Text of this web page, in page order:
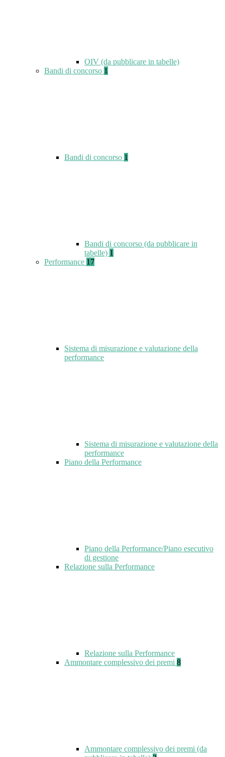
OIV (da pubblicare in tabelle)
Bandi di concorso 1
Bandi di concorso 1
Bandi di concorso (da pubblicare in
tabelle) 1
Performance 17
Sistema di misurazione e valutazione della
performance
Sistema di misurazione e valutazione della
performance
Piano della Performance
Piano della Performance/Piano esecutivo
di gestione
Relazione sulla Performance
Relazione sulla Performance
Ammontare complessivo dei premi 8
Ammontare complessivo dei premi (da